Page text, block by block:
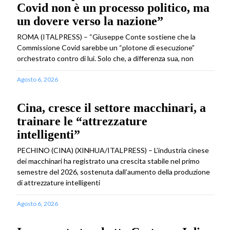
Covid non è un processo politico, ma
un dovere verso la nazione”
ROMA (ITALPRESS) – “Giuseppe Conte sostiene che la
Commissione Covid sarebbe un “plotone di esecuzione”
orchestrato contro di lui. Solo che, a differenza sua, non
Agosto 6, 2026
Cina, cresce il settore macchinari, a
trainare le “attrezzature
intelligenti”
PECHINO (CINA) (XINHUA/ITALPRESS) – L’industria cinese
dei macchinari ha registrato una crescita stabile nel primo
semestre del 2026, sostenuta dall’aumento della produzione
di attrezzature intelligenti
Agosto 6, 2026